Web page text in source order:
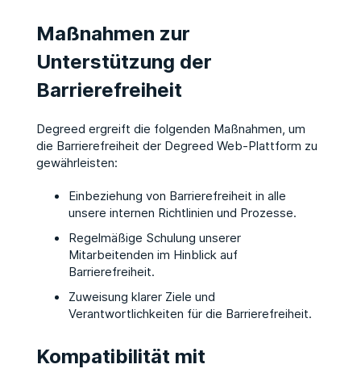
Maßnahmen zur
Unterstützung der
Barrierefreiheit
Degreed ergreift die folgenden Maßnahmen, um
die Barrierefreiheit der Degreed Web-Plattform zu
gewährleisten:
Einbeziehung von Barrierefreiheit in alle
unsere internen Richtlinien und Prozesse.
Regelmäßige Schulung unserer
Mitarbeitenden im Hinblick auf
Barrierefreiheit.
Zuweisung klarer Ziele und
Verantwortlichkeiten für die Barrierefreiheit.
Kompatibilität mit